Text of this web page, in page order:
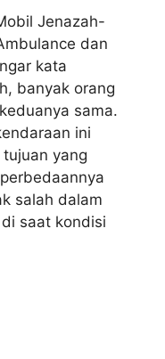
Jenazah-
dan
kata
banyak orang
sama.
ini
yang
salah dalam
saat kondisi